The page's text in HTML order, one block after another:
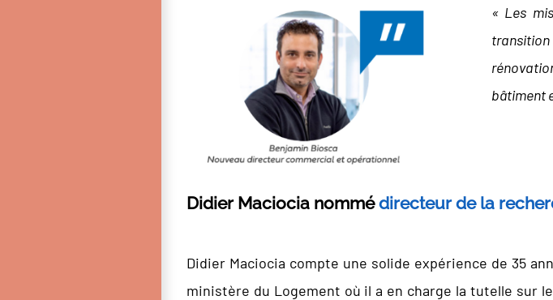
« Les
bâtiment
Didier Maciocia nommédirecteur de la
Didier Maciocia compte une solide expérience de 35
ministère du Logement où il a en charge la tutelle sur